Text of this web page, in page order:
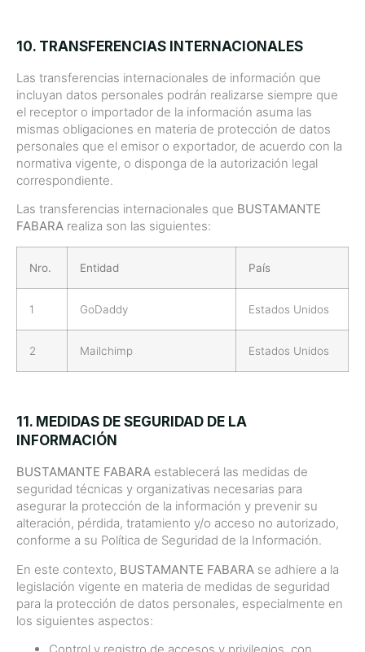
10. TRANSFERENCIAS INTERNACIONALES
Las transferencias internacionales de información que
incluyan datos personales podrán realizarse siempre que
el receptor o importador de la información asuma las
mismas obligaciones en materia de protección de datos
personales que el emisor o exportador, de acuerdo con la
normativa vigente, o disponga de la autorización legal
correspondiente.
Las transferencias internacionales que BUSTAMANTE
FABARA realiza son las siguientes:
Nro. Entidad País
1 GoDaddy Estados Unidos
2 Mailchimp Estados Unidos
11. MEDIDAS DE SEGURIDAD DE LA
INFORMACIÓN
BUSTAMANTE FABARA establecerá las medidas de
seguridad técnicas y organizativas necesarias para
asegurar la protección de la información y prevenir su
alteración, pérdida, tratamiento y/o acceso no autorizado,
conforme a su Política de Seguridad de la Información.
En este contexto, BUSTAMANTE FABARA se adhiere a la
legislación vigente en materia de medidas de seguridad
para la protección de datos personales, especialmente en
los siguientes aspectos: